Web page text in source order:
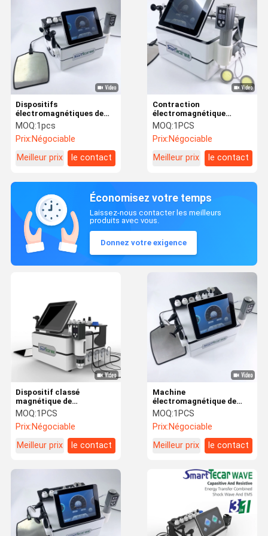
Dispositifs
électromagnétiques de
thérapie de machine de
thérapie de diathermie de
SME
MOQ:1pcs
Prix:Négociable
Meilleur prix
le contact
Contraction
électromagnétique
portative de stimulation
de muscle de machine de
thérapie
MOQ:1PCS
Prix:Négociable
Meilleur prix
le contact
Économisez votre temps
Laissez-nous contacter les meilleurs
produits avec vous.
Donnez votre exigence
Machine
électromagnétique de
soulagement de la
douleur de corps de
thérapie de test machine
de la thérapie 200MJ
MOQ:1PCS
Prix:Négociable
Meilleur prix
le contact
Dispositif classé
magnétique de
congélation de thérapie
d'impulsion de machine
électromagnétique de
thérapie de Diathermu
gros
MOQ:1PCS
Prix:Négociable
Meilleur prix
le contact